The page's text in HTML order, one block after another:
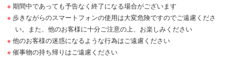
期間中であっても予告なく終了になる場合がございます
歩きながらのスマートフォンの使用は大変危険ですのでご遠慮くださ
い。また、他のお客様に十分ご注意の上、お楽しみください
他のお客様の迷惑になるような行為はご遠慮ください
催事物の持ち帰りはご遠慮ください